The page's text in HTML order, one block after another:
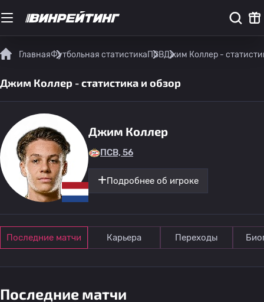
ГлавнаяФутбольная статистикаПСВДжим Коллер -
Джим Коллер - статистика и обзор
Джим Коллер
ПСВ, 56
Подробнее об игроке
Последние матчи Карьера Переходы
Последние матчи